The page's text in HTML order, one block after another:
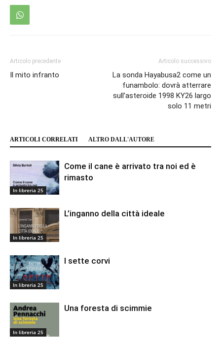
Articolo precedente
Il mito infranto
Articolo successivo
La sonda Hayabusa2 come un
funambolo: dovrà atterrare
sull’asteroide 1998 KY26 largo
solo 11 metri
ARTICOLI CORRELATI ALTRO DALL'AUTORE
In libreria 25
Come il cane è arrivato tra noi ed è
rimasto
In libreria 25
L’inganno della città ideale
In libreria 25
I sette corvi
In libreria 25
Una foresta di scimmie